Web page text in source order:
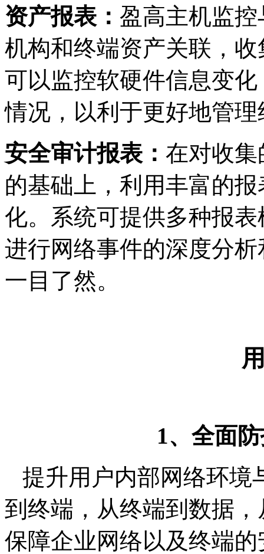
资产报表： 盈高主机监
机构和终端资产关联，
可以监控软硬件信息变
情况，以利于更好地管
安全审计报表： 在对收
的基础上，利用丰富的
化。系统可提供多种报
进行网络事件的深度分
一目了然。
1、全面
提升用户内部网络环境
到终端，从终端到数据
保障企业网络以及终端